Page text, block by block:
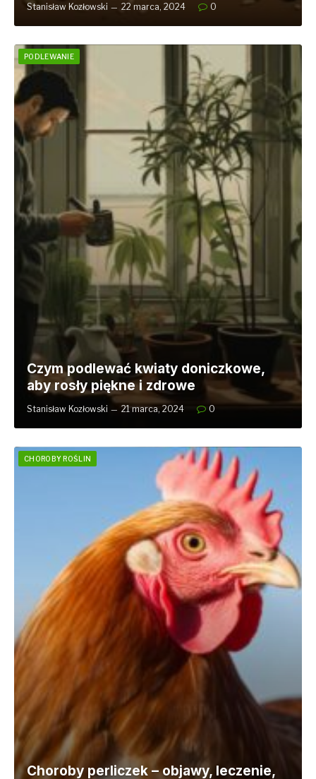
Stanisław Kozłowski 22 marca, 2024 0
PODLEWANIE
Czym podlewać kwiaty doniczkowe,
aby rosły piękne i zdrowe
Stanisław Kozłowski 21 marca, 2024 0
CHOROBY ROŚLIN
Choroby perliczek – objawy, leczenie,